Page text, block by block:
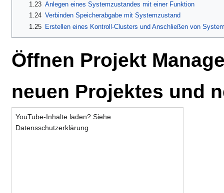
1.23 Anlegen eines Systemzustandes mit einer Funktion
1.24 Verbinden Speicherabgabe mit Systemzustand
1.25
Erstellen eines Kontroll-Clusters und Anschließen von
Öffnen Projekt
neuen Projektes und
YouTube-Inhalte laden? Siehe
Datensschutzerklärung